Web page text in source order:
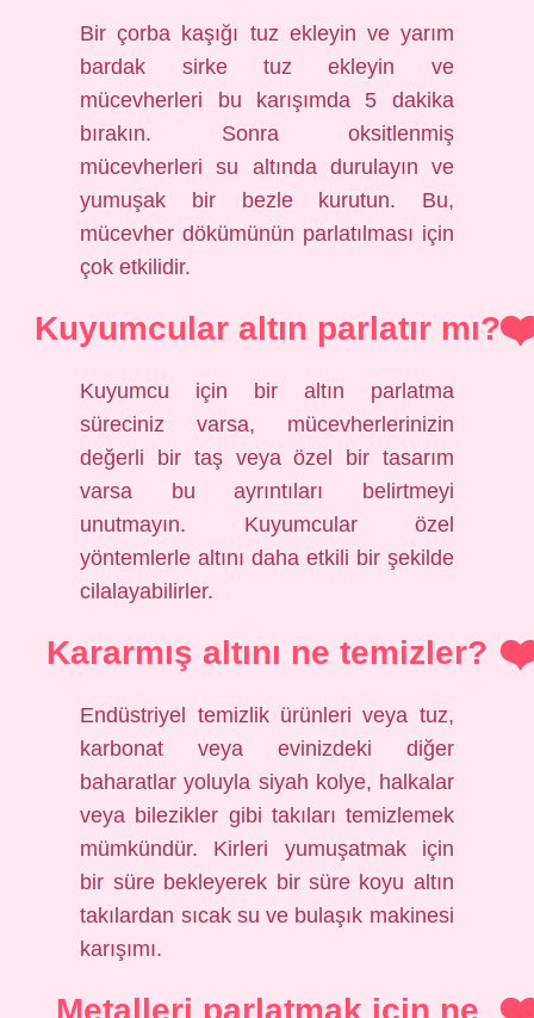
Bir çorba kaşığı tuz ekleyin ve yarım
bardak sirke tuz ekleyin ve
mücevherleri bu karışımda 5 dakika
bırakın. Sonra oksitlenmiş
mücevherleri su altında durulayın ve
yumuşak bir bezle kurutun. Bu,
mücevher dökümünün parlatılması için
çok etkilidir.
Kuyumcular altın parlatır mı?
Kuyumcu için bir altın parlatma
süreciniz varsa, mücevherlerinizin
değerli bir taş veya özel bir tasarım
varsa bu ayrıntıları belirtmeyi
unutmayın. Kuyumcular özel
yöntemlerle altını daha etkili bir şekilde
cilalayabilirler.
Kararmış altını ne temizler?
Endüstriyel temizlik ürünleri veya tuz,
karbonat veya evinizdeki diğer
baharatlar yoluyla siyah kolye, halkalar
veya bilezikler gibi takıları temizlemek
mümkündür. Kirleri yumuşatmak için
bir süre bekleyerek bir süre koyu altın
takılardan sıcak su ve bulaşık makinesi
karışımı.
Metalleri parlatmak için ne